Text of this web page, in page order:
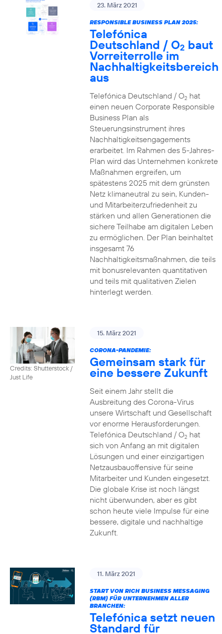
23. März 2021
RESPONSIBLE BUSINESS PLAN 2025:
Telefónica
Deutschland / O2 baut
Vorreiterrolle im
Nachhaltigkeitsbereich
aus
Telefónica Deutschland / O2hat
einen neuen Corporate Responsible
Business Plan als
Steuerungsinstrument ihres
Nachhaltigkeitsengagements
erarbeitet. Im Rahmen des 5-Jahres-
Plan wird das Unternehmen konkrete
Maßnahmen ergreifen, um
spätestens 2025 mit dem grünsten
Netz klimaneutral zu sein, Kunden-
und Mitarbeiterzufriedenheit zu
stärken und allen Generationen die
sichere Teilhabe am digitalen Leben
zu ermöglichen. Der Plan beinhaltet
insgesamt 76
Nachhaltigkeitsmaßnahmen, die teils
mit bonusrelevanten quantitativen
und teils mit qualitativen Zielen
hinterlegt werden.
Credits: Shutterstock /
Just Life
15. März 2021
CORONA-PANDEMIE:
Gemeinsam stark für
eine bessere Zukunft
Seit einem Jahr stellt die
Ausbreitung des Corona-Virus
unsere Wirtschaft und Gesellschaft
vor enorme Herausforderungen.
Telefónica Deutschland / O2hat
sich von Anfang an mit digitalen
Lösungen und einer einzigartigen
Netzausbauoffensive für seine
Mitarbeiter und Kunden eingesetzt.
Die globale Krise ist noch längst
nicht überwunden, aber es gibt
schon heute viele Impulse für eine
bessere, digitale und nachhaltige
Zukunft.
11. März 2021
START VON RICH BUSINESS MESSAGING
(RBM) FÜR UNTERNEHMEN ALLER
BRANCHEN:
Telefónica setzt neuen
Standard für